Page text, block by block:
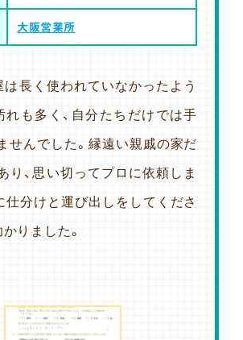
大阪営業所
長く使われていなかったよう
れも多く、自分たちだけでは手
せんでした。縁遠い親戚の家だ
り、思い切ってプロに依頼しま
仕分けと運び出しをしてくださ
りました。